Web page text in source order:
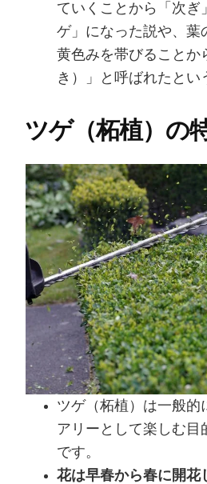
ていくことから「次ぎ
ゲ」になった説や、葉
黄色みを帯びることか
き）」と呼ばれたとい
ツゲ（柘植）の
ツゲ（柘植）は一般的
アリーとして楽しむ目
です。
花は早春から春に開花